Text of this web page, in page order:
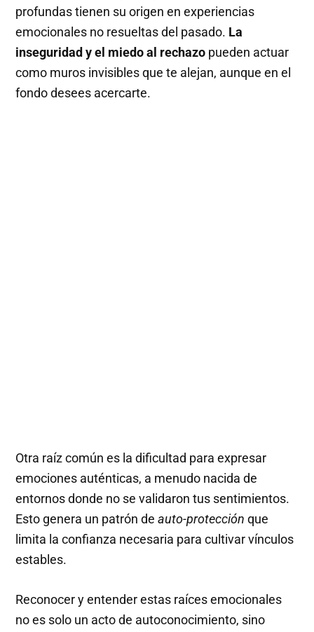
profundas tienen su origen en experiencias
emocionales no resueltas del pasado. La
inseguridad y el miedo al rechazo pueden actuar
como muros invisibles que te alejan, aunque en el
fondo desees acercarte.
Otra raíz común es la dificultad para expresar
emociones auténticas, a menudo nacida de
entornos donde no se validaron tus sentimientos.
Esto genera un patrón deauto-protección que
limita la confianza necesaria para cultivar vínculos
estables.
Reconocer y entender estas raíces emocionales
no es solo un acto de autoconocimiento, sino